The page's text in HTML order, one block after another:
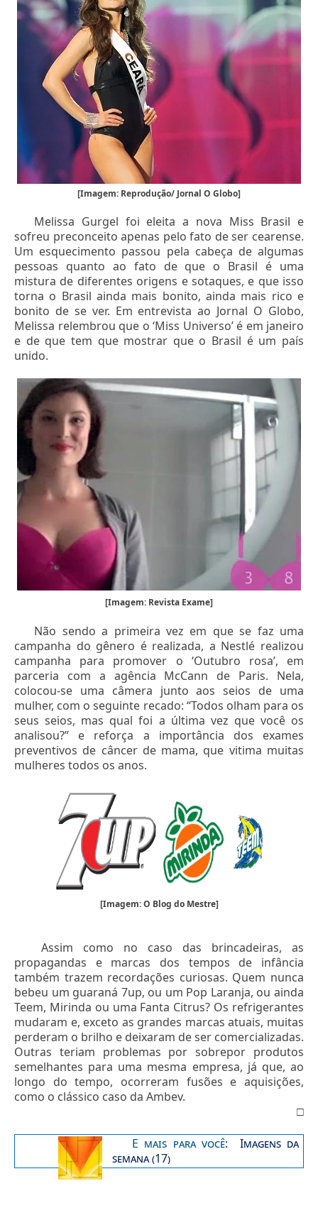
[Imagem: Reprodução/ Jornal O Globo]
Melissa Gurgel foi eleita a nova Miss Brasil e
sofreu preconceito apenas pelo fato de ser cearense.
Um esquecimento passou pela cabeça de algumas
pessoas quanto ao fato de que o Brasil é uma
mistura de diferentes origens e sotaques, e que isso
torna o Brasil ainda mais bonito, ainda mais rico e
bonito de se ver. Em entrevista ao Jornal O Globo,
Melissa relembrou que o ‘Miss Universo’ é em janeiro
e de que tem que mostrar que o Brasil é um país
unido.
[Imagem: Revista Exame]
Não sendo a primeira vez em que se faz uma
campanha do gênero é realizada, a Nestlé realizou
campanha para promover o ‘Outubro rosa’, em
parceria com a agência McCann de Paris. Nela,
colocou-se uma câmera junto aos seios de uma
mulher, com o seguinte recado: “Todos olham para os
seus seios, mas qual foi a última vez que você os
analisou?” e reforça a importância dos exames
preventivos de câncer de mama, que vitima muitas
mulheres todos os anos.
[Imagem: O Blog do Mestre]
Assim como no caso das brincadeiras, as
propagandas e marcas dos tempos de infância
também trazem recordações curiosas. Quem nunca
bebeu um guaraná 7up, ou um Pop Laranja, ou ainda
Teem, Mirinda ou uma Fanta Citrus? Os refrigerantes
mudaram e, exceto as grandes marcas atuais, muitas
perderam o brilho e deixaram de ser comercializadas.
Outras teriam problemas por sobrepor produtos
semelhantes para uma mesma empresa, já que, ao
longo do tempo, ocorreram fusões e aquisições,
como o clássico caso da Ambev.
□
E mais para você: Imagens da
semana (17)